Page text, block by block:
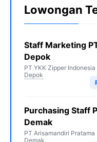
Lowongan
Staff Marketing
Depok
PT YKK Zipper Indonesia
Depok
Purchasing Staff
Demak
PT Arisamandiri Pratama
Demak